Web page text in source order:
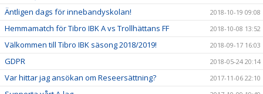
Äntligen dags för innebandyskolan! 2018-10-19 09:08
Hemmamatch för Tibro IBK A vs Trollhättans FF 2018-10-08 13:52
Välkommen till Tibro IBK säsong 2018/2019! 2018-09-17 16:03
GDPR 2018-05-24 20:14
Var hittar jag ansökan om Reseersättning? 2017-11-06 22:10